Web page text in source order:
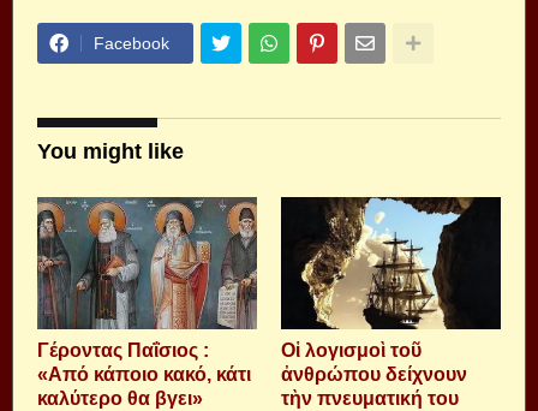
Facebook
You might like
Γέροντας Παΐσιος :
«Από κάποιο κακό, κάτι
καλύτερο θα βγει»
Οἱ λογισμοὶ τοῦ
ἀνθρώπου δείχνουν
τὴν πνευματική του